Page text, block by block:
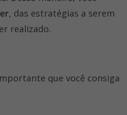
, das estratégias a serem
realizado.
que você consiga